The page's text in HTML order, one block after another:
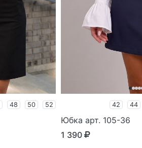
48 50 52 42 44
Юбка арт. 105-36
1 390